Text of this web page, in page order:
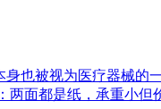
也被视为医疗器械的
两面都是纸，承重小但